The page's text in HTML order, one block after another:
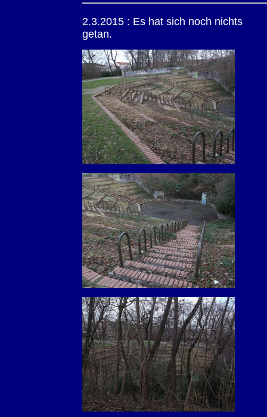
2.3.2015 : Es hat sich noch nichts
getan.